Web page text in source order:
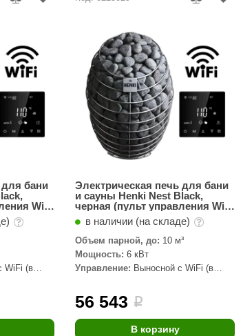
для бани
Wi-
WiFi (в
Электрическая печь для бани
и сауны Henki Nest Black,
черная (пульт управления Wi-
Fi в комплекте) 6 кВт
в наличии (на складе)
Объем парной, до: 10 м³
Мощность: 6 кВт
Управление: Выносной с WiFi (в
56 543 i
В корзину